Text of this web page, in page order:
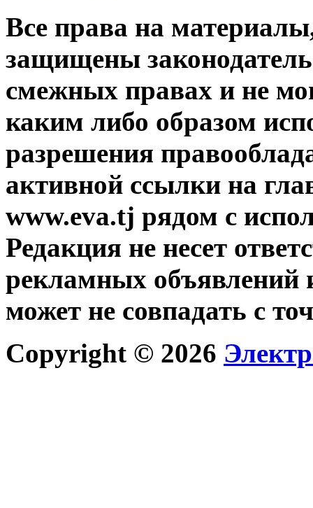
Все права на
защищены
смежных правах и не
каким либо образом
разрешения
активной ссылки на
www.eva.tj рядом с
Редакция не несет
рекламных объявлений
может не совпадать с
Copyright © 2026